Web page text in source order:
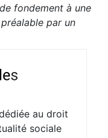
fondement à une
par un
au droit
sociale